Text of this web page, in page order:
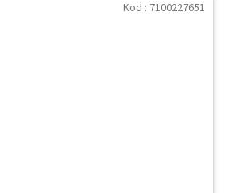
Kod : 7100227651